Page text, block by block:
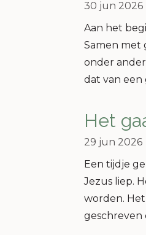
30 jun 2026
Aan het
Samen met
onder
dat van een
Het
29 jun 2026
Een tijdje
Jezus liep.
worden.
geschreven